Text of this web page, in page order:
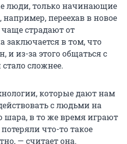
люди, только начинающие
переехав в новое
чаще страдают от
заключается в том, что
и из-за этого общаться с
сложнее.
которые дают нам
с людьми на
шара, в то же время играют
что-то такое
— считает она.